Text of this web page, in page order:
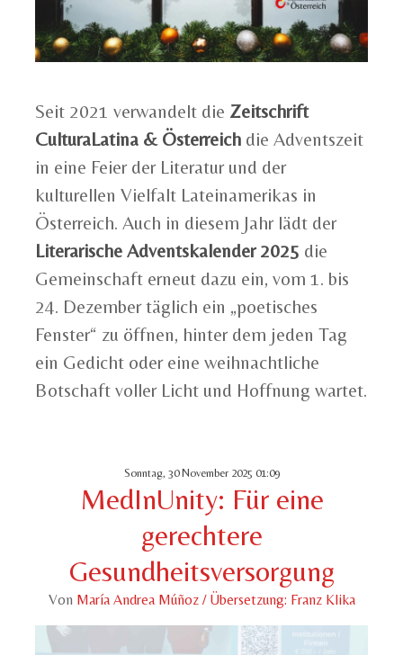
Seit 2021 verwandelt die Zeitschrift
CulturaLatina & Österreich die Adventszeit
in eine Feier der Literatur und der
kulturellen Vielfalt Lateinamerikas in
Österreich. Auch in diesem Jahr lädt der
Literarische Adventskalender 2025 die
Gemeinschaft erneut dazu ein, vom 1. bis
24. Dezember täglich ein „poetisches
Fenster“ zu öffnen, hinter dem jeden Tag
ein Gedicht oder eine weihnachtliche
Botschaft voller Licht und Hoffnung wartet.
Sonntag, 30 November 2025 01:09
MedInUnity: Für eine
gerechtere
Gesundheitsversorgung
Von María Andrea Múñoz / Übersetzung: Franz Klika